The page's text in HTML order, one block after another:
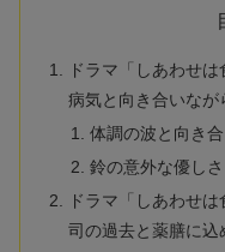
ドラマ「しあわせ
病気と向き合いなが
体調の波と向き
鈴の意外な優しさ
ドラマ「しあわせ
司の過去と薬膳に込